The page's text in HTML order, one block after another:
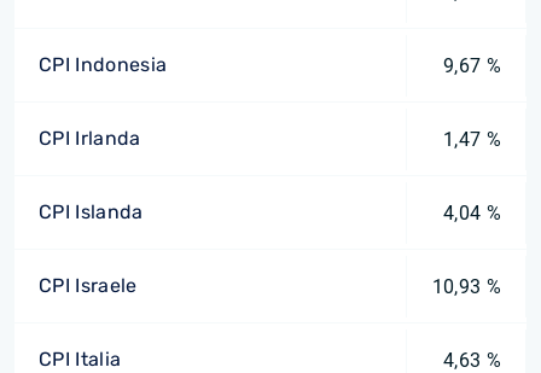
CPI Indonesia 9,67 %
CPI Irlanda 1,47 %
CPI Islanda 4,04 %
CPI Israele 10,93 %
CPI Italia 4,63 %